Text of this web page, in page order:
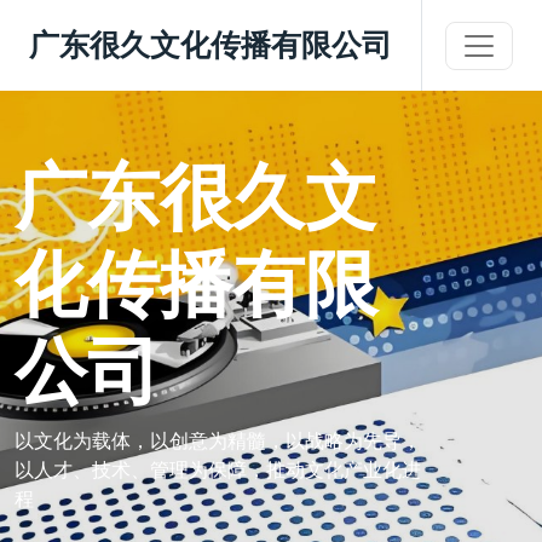
广东很久文化传播有限公司
广东很久文
化传播有限
公司
以文化为载体，以创意为精髓，以战略为先导，
以人才、技术、管理为保障，推动文化产业化进
程